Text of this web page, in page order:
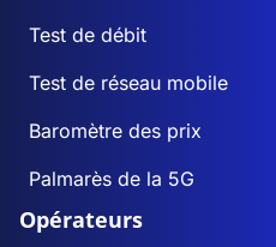
Test de débit
Test de réseau mobile
Baromètre des prix
Palmarès de la 5G
Opérateurs